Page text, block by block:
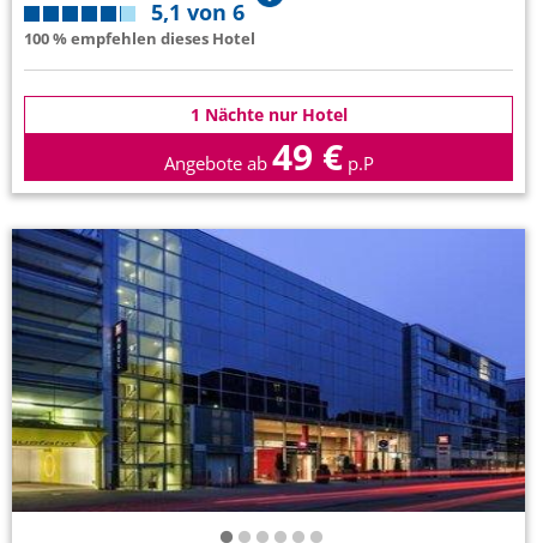
5,1 von 6
100 % empfehlen dieses Hotel
1 Nächte nur Hotel
Angebote ab 49 € p.P